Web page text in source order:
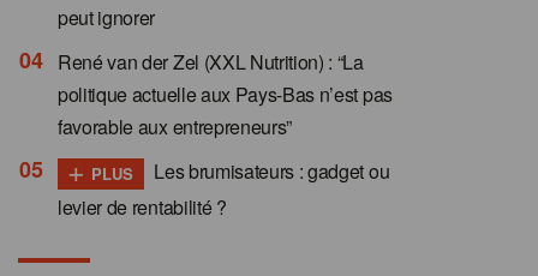
peut ignorer
René van der Zel (XXL Nutrition) : “La
politique actuelle aux Pays-Bas n’est pas
favorable aux entrepreneurs”
+ PLUS
Les brumisateurs : gadget ou
levier de rentabilité ?